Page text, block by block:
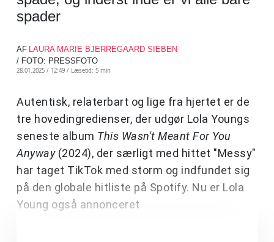
spader
AF LAURA MARIE BJERREGAARD SIEBEN
/ FOTO: PRESSFOTO
28.01.2025 / 12:49 / Læsetid: 5 min
Autentisk, relaterbart og lige fra hjertet er de
tre hovedingredienser, der udgør Lola Youngs
seneste album This Wasn't Meant For You
Anyway(2024), der særligt med hittet "Messy"
har taget TikTok med storm og indfundet sig
på den globale hitliste på Spotify. Nu er Lola
Young også annonceret